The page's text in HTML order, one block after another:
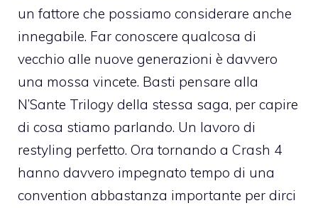
un fattore che possiamo considerare anche
innegabile. Far conoscere qualcosa di
vecchio alle nuove generazioni è davvero
una mossa vincete. Basti pensare alla
N’Sante Trilogy della stessa saga, per capire
di cosa stiamo parlando. Un lavoro di
restyling perfetto. Ora tornando a Crash 4
hanno davvero impegnato tempo di una
convention abbastanza importante per dirci